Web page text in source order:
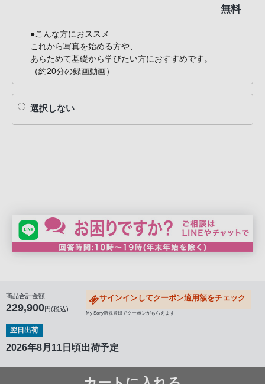
無料
●こんな方におススメ
これから写真を始める方や、
あらためて基礎から学びたい方におすすめです。
（約20分の録画動画）
選択しない
商品合計金額
229,900円(税込)
サインインしてクーポン適用額をチェック
My Sony新規登録でクーポンがもらえます
翌日出荷
2026年8月11日頃出荷予定